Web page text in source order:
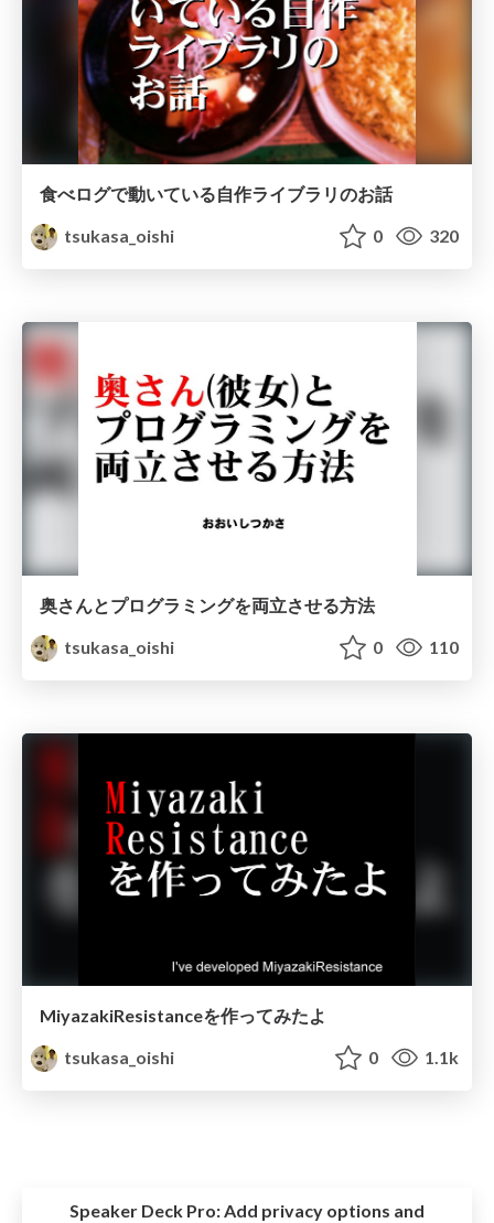
食べログで動いている自作ライブラリのお話
tsukasa_oishi
0 320
奥さんとプログラミングを両立させる方法
tsukasa_oishi
0 110
MiyazakiResistanceを作ってみたよ
tsukasa_oishi
0 1.1k
Speaker Deck Pro:Add privacy options and